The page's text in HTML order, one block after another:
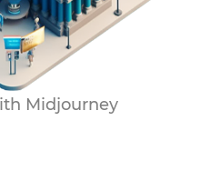
Midjourney